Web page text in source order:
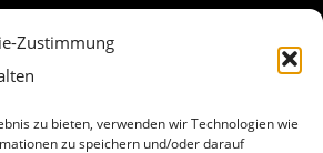
Zustimmung
zu bieten, verwenden wir Technologien wie
zu speichern und/oder darauf